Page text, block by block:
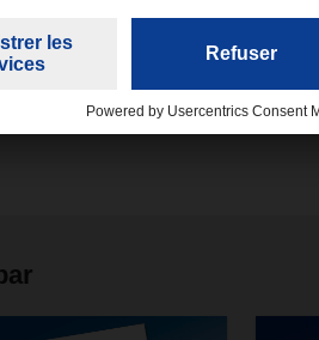
pascal.schroeder@dachser.com